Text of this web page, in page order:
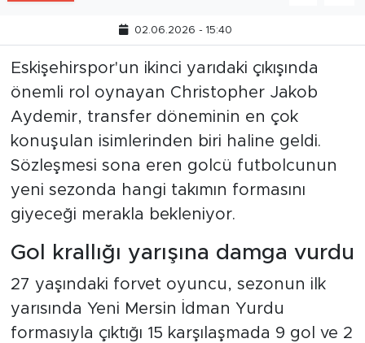
02.06.2026 - 15:40
Eskişehirspor'un ikinci yarıdaki çıkışında
önemli rol oynayan Christopher Jakob
Aydemir, transfer döneminin en çok
konuşulan isimlerinden biri haline geldi.
Sözleşmesi sona eren golcü futbolcunun
yeni sezonda hangi takımın formasını
giyeceği merakla bekleniyor.
Gol krallığı yarışına damga vurdu
27 yaşındaki forvet oyuncu, sezonun ilk
yarısında Yeni Mersin İdman Yurdu
formasıyla çıktığı 15 karşılaşmada 9 gol ve 2